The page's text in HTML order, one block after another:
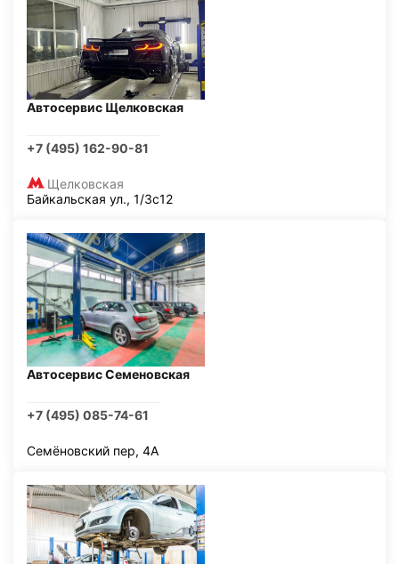
Автосервис Щелковская
+7 (495) 162-90-81
Щелковская
Байкальская ул., 1/3с12
Автосервис Семеновская
+7 (495) 085-74-61
Семёновский пер, 4А